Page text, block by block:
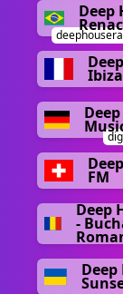
Deep
Ibiza
FM
Deep
-
Deep